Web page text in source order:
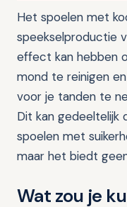
Het spoelen met
speekselproductie
effect kan hebben
mond te reinigen
voor je tanden te
Dit kan gedeeltelijk
spoelen met
maar het biedt
Wat zou je